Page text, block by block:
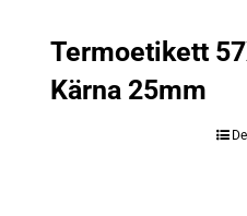
Termoetikett
Kärna 25mm